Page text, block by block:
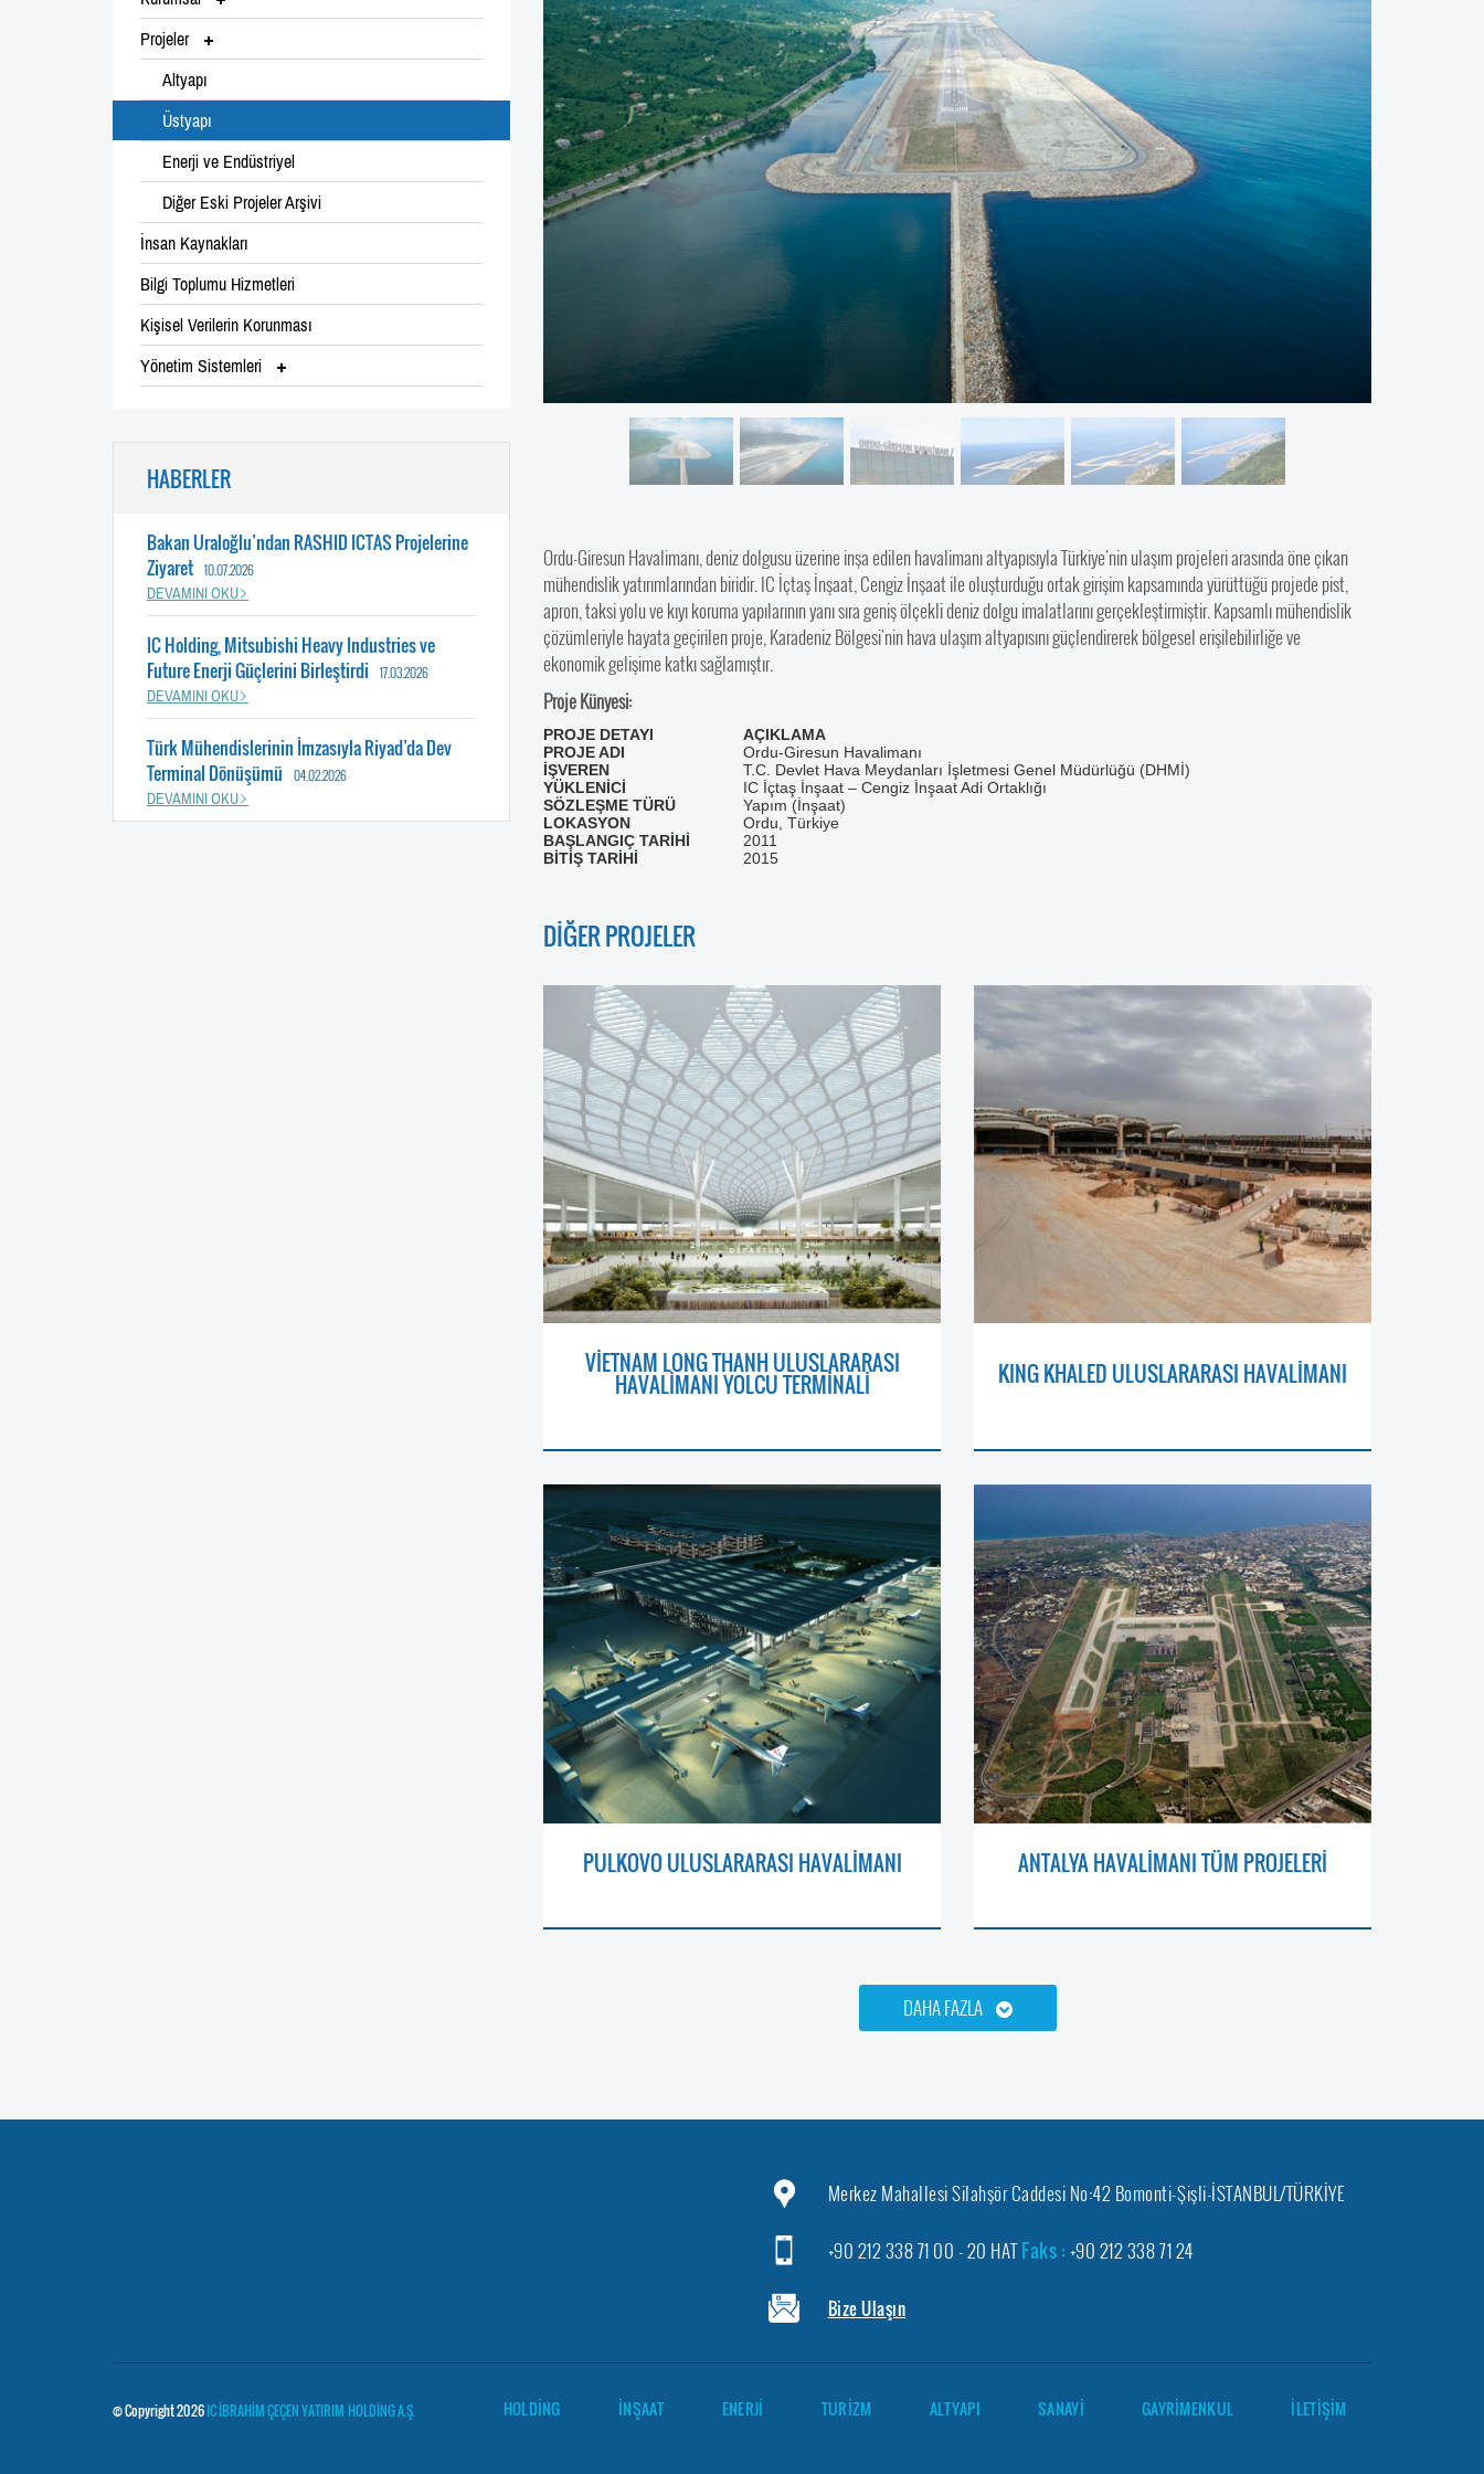
Projeler
Altyapı
Üstyapı
Enerji ve Endüstriyel
Diğer Eski Projeler Arşivi
İnsan Kaynakları
Bilgi Toplumu Hizmetleri
Kişisel Verilerin Korunması
Yönetim Sistemleri
HABERLER
Bakan Uraloğlu’ndan RASHID ICTAS Projelerine
Ziyaret 10.07.2026
DEVAMINI OKU
IC Holding, Mitsubishi Heavy Industries ve
Future Enerji Güçlerini Birleştirdi
17.03.2026
DEVAMINI OKU
Türk Mühendislerinin İmzasıyla Riyad’da Dev
Terminal Dönüşümü
04.02.2026
DEVAMINI OKU
Ordu-Giresun Havalimanı, deniz dolgusu üzerine inşa edilen havalimanı altyapısıyla Türkiye'nin ulaşım projeleri arasında öne çıkan
mühendislik yatırımlarından biridir. IC İçtaş İnşaat, Cengiz İnşaat ile oluşturduğu ortak girişim kapsamında yürüttüğü projede pist,
apron, taksi yolu ve kıyı koruma yapılarının yanı sıra geniş ölçekli deniz dolgu imalatlarını gerçekleştirmiştir. Kapsamlı mühendislik
çözümleriyle hayata geçirilen proje, Karadeniz Bölgesi'nin hava ulaşım altyapısını güçlendirerek bölgesel erişilebilirliğe ve
ekonomik gelişime katkı sağlamıştır.
Proje Künyesi:
PROJE DETAYI
AÇIKLAMA
PROJE ADI
Ordu-Giresun Havalimanı
İŞVEREN
T.C. Devlet Hava Meydanları İşletmesi Genel Müdürlüğü (DHMİ)
YÜKLENİCİ
IC İçtaş İnşaat – Cengiz İnşaat Adi Ortaklığı
SÖZLEŞME TÜRÜ
Yapım (İnşaat)
LOKASYON
Ordu, Türkiye
BAŞLANGIÇ TARİHİ
2011
BİTİŞ TARİHİ
2015
DİĞER PROJELER
VİETNAM LONG THANH ULUSLARARASI
HAVALİMANI YOLCU TERMİNALİ KING KHALED ULUSLARARASI HAVALİMANI
PULKOVO ULUSLARARASI HAVALİMANI ANTALYA HAVALİMANI TÜM PROJELERİ
DAHA FAZLA
Merkez Mahallesi Silahşör Caddesi No:42 Bomonti-Şişli-İSTANBUL/TÜRKİYE
+90 212 338 71 00 - 20 HATFaks : +90 212 338 71 24
Bize Ulaşın
© Copyright 2026IC İBRAHİM ÇEÇEN YATIRIM HOLDİNG A.Ş. HOLDİNG İNŞAAT ENERJİ TURİZM ALTYAPI SANAYİ GAYRİMENKUL İLETİŞİM